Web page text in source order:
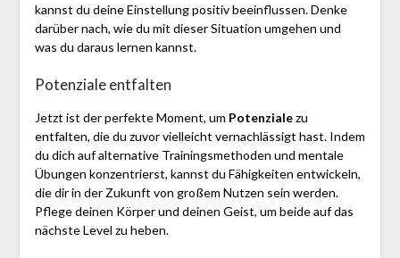
kannst du deine Einstellung positiv beeinflussen. Denke
darüber nach, wie du mit dieser Situation umgehen und
was du daraus lernen kannst.
Potenziale entfalten
Jetzt ist der perfekte Moment, um Potenzialezu
entfalten, die du zuvor vielleicht vernachlässigt hast. Indem
du dich auf alternative Trainingsmethoden und mentale
Übungen konzentrierst, kannst du Fähigkeiten entwickeln,
die dir in der Zukunft von großem Nutzen sein werden.
Pflege deinen Körper und deinen Geist, um beide auf das
nächste Level zu heben.